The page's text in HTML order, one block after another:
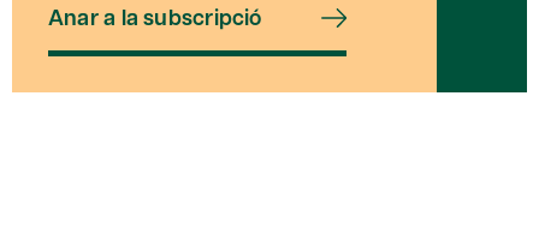
Anar a la subscripció